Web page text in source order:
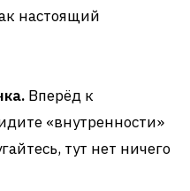
настоящий
Вперёд к
«внутренности»
тут нет ничего